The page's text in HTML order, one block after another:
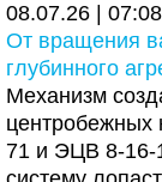
08.07.26 |
От вращения
глубинного
Механизм
центробежных
71 и ЭЦВ 8-16-